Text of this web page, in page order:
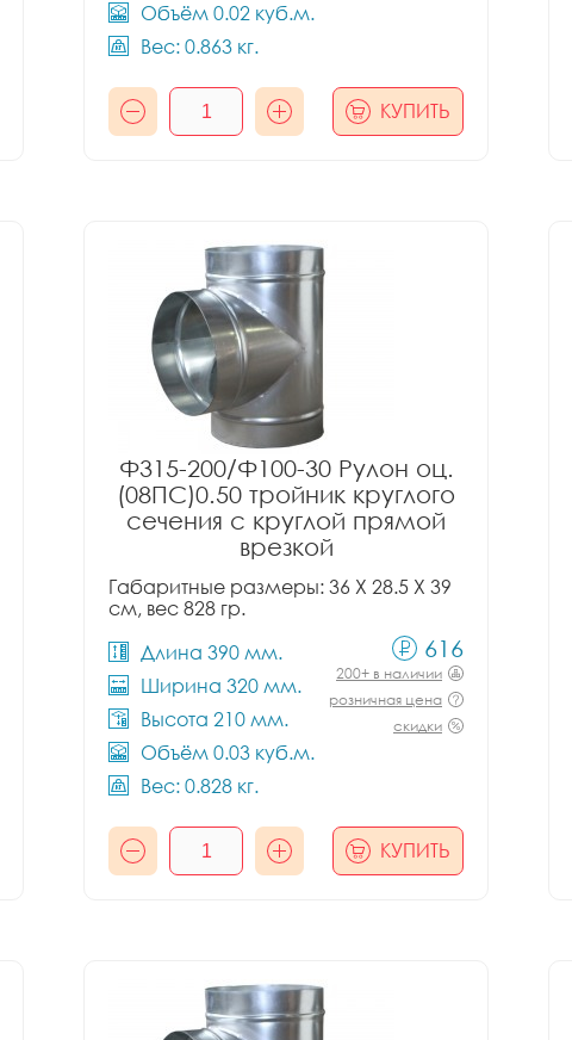
Объём 0.02 куб.м.
Вес: 0.863 кг.
КУПИТЬ
Ф315-200/Ф100-30 Рулон оц.
(08ПС)0.50 тройник круглого
сечения с круглой прямой
врезкой
Габаритные размеры: 36 X 28.5 X 39
см, вес 828 гр.
Длина 390 мм.
Ширина 320 мм.
Высота 210 мм.
Объём 0.03 куб.м.
Вес: 0.828 кг.
616
200+ в наличии
розничная цена
скидки
КУПИТЬ